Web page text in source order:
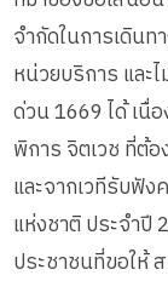
จํากัดในการเดิน
หน่วยบริการ และ
ด่วน 1669 ได้ เนื่
พิการ จิตเวช ที่ต้
และจากเวทีรับฟั
แห่งชาติ ประจำปี
ประชาชนที่ขอให้